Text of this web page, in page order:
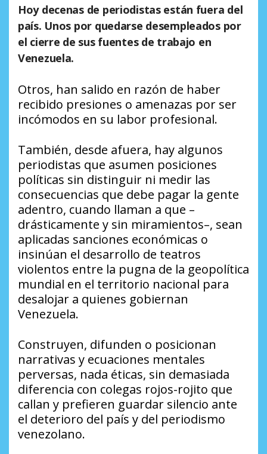
Hoy decenas de periodistas están fuera del
país. Unos por quedarse desempleados por
el cierre de sus fuentes de trabajo en
Venezuela.
Otros, han salido en razón de haber
recibido presiones o amenazas por ser
incómodos en su labor profesional.
También, desde afuera, hay algunos
periodistas que asumen posiciones
políticas sin distinguir ni medir las
consecuencias que debe pagar la gente
adentro, cuando llaman a que –
drásticamente y sin miramientos–, sean
aplicadas sanciones económicas o
insinúan el desarrollo de teatros
violentos entre la pugna de la geopolítica
mundial en el territorio nacional para
desalojar a quienes gobiernan
Venezuela.
Construyen, difunden o posicionan
narrativas y ecuaciones mentales
perversas, nada éticas, sin demasiada
diferencia con colegas rojos-rojito que
callan y prefieren guardar silencio ante
el deterioro del país y del periodismo
venezolano.